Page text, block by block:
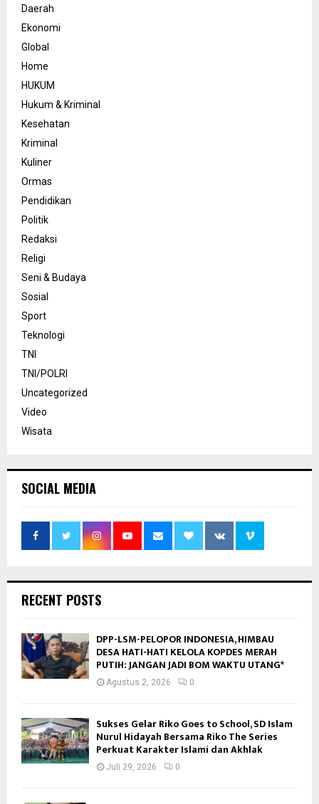
Daerah
Ekonomi
Global
Home
HUKUM
Hukum & Kriminal
Kesehatan
Kriminal
Kuliner
Ormas
Pendidikan
Politik
Redaksi
Religi
Seni & Budaya
Sosial
Sport
Teknologi
TNI
TNI/POLRI
Uncategorized
Video
Wisata
SOCIAL MEDIA
RECENT POSTS
DPP-LSM-PELOPOR INDONESIA, HIMBAU
DESA HATI-HATI KELOLA KOPDES MERAH
PUTIH: JANGAN JADI BOM WAKTU UTANG*
Agustus 2, 2026 0
Sukses Gelar Riko Goes to School, SD Islam
Nurul Hidayah Bersama Riko The Series
Perkuat Karakter Islami dan Akhlak
Juli 29, 2026 0